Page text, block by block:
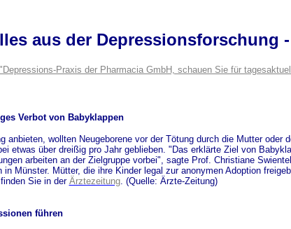
aus der Depressionsforschung -
Praxis der Pharmacia GmbH, schauen Sie für
Verbot von Babyklappen
anbieten, wollten Neugeborene vor der Tötung durch die Mutter oder
etwas über dreißig pro Jahr geblieben. "Das erklärte Ziel von
arbeiten an der Zielgruppe vorbei", sagte Prof. Christiane
in Münster. Mütter, die ihre Kinder legal zur anonymen Adoption
Sie in derÄrztezeitung. (Quelle: Ärzte-Zeitung)
führen